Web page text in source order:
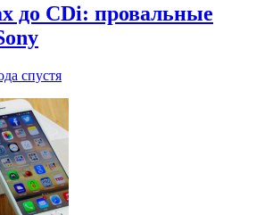
до CDi: провальные
спустя